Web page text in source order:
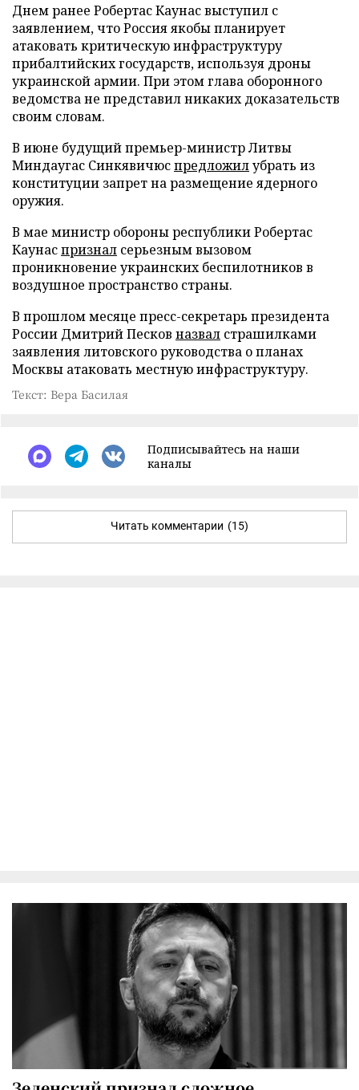
Днем ранее Робертас Каунас выступил с
заявлением, что Россия якобы планирует
атаковать критическую инфраструктуру
прибалтийских государств, используя дроны
украинской армии. При этом глава оборонного
ведомства не представил никаких доказательств
своим словам.
В июне будущий премьер-министр Литвы
Миндаугас Синкявичюспредложилубрать из
конституции запрет на размещение ядерного
оружия.
В мае министр обороны республики Робертас
Каунаспризнал серьезным вызовом
проникновение украинских беспилотников в
воздушное пространство страны.
В прошлом месяце пресс-секретарь президента
России Дмитрий Песков назвал страшилками
заявления литовского руководства о планах
Москвы атаковать местную инфраструктуру.
Текст: Вера Басилая
Подписывайтесь на наши
каналы
Читать комментарии (15)